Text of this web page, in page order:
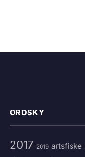
ORDSKY
2017 2019 artsfiske